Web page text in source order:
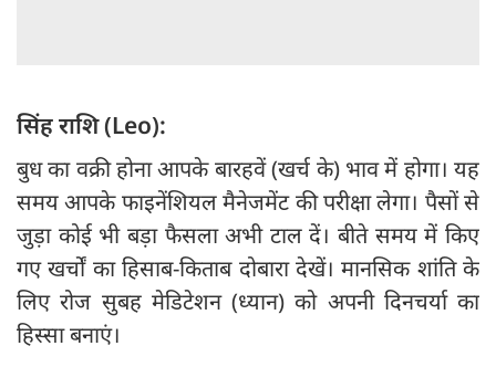
सिंह राशि (Leo):
बुध का वक्री होना आपके बारहवें (खर्च के) भाव में होगा। यह
समय आपके फाइनेंशियल मैनेजमेंट की परीक्षा लेगा। पैसों से
जुड़ा कोई भी बड़ा फैसला अभी टाल दें। बीते समय में किए
गए खर्चों का हिसाब-किताब दोबारा देखें। मानसिक शांति के
लिए रोज सुबह मेडिटेशन (ध्यान) को अपनी दिनचर्या का
हिस्सा बनाएं।